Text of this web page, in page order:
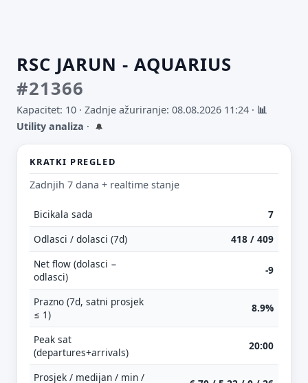
RSC JARUN - AQUARIUS
#21366
Kapacitet: 10 · Zadnje ažuriranje: 08.08.2026 11:24 · 📊
Utility analiza · 🔔
KRATKI PREGLED
Zadnjih 7 dana + realtime stanje
Bicikala sada
7
Odlasci / dolasci (7d)
418 / 409
Net flow (dolasci −
odlasci)
-9
Prazno (7d, satni prosjek
≤ 1)
8.9%
Peak sat
(departures+arrivals)
20:00
Prosjek / medijan / min /